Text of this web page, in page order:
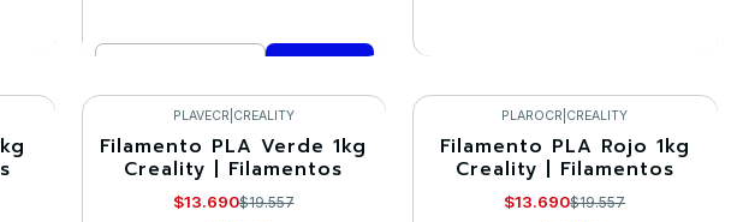
Comprar ahora
VER DETALLES
-30%
PLAVECR CREALITY
Filamento PLA Verde 1kg
Creality | Filamentos
$13.690$19.557
-30%
PLAROCR CREALITY
Filamento PLA Rojo 1kg
Creality | Filamentos
$13.690$19.557